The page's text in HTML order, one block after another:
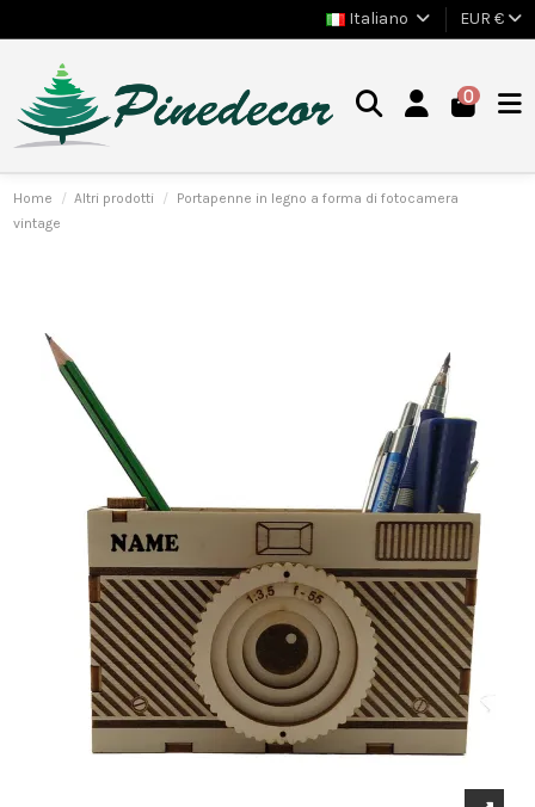
Italiano EUR €
0
Home Altri prodotti
Portapenne in legno a forma di fotocamera
vintage